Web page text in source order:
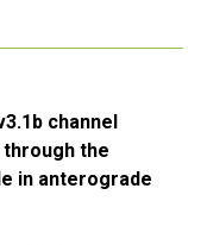
channel
the
in anterograde